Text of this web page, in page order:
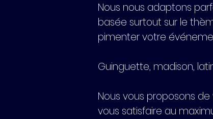
Nous nous adaptons
basée surtout sur le
pimenter votre
Guinguette, madison,
Nous vous proposons
vous satisfaire au